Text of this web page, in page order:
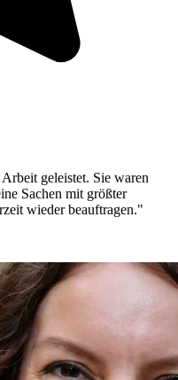
geleistet. Sie waren
Sachen mit größter
wieder beauftragen."